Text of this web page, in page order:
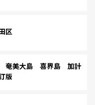
区
奄美大島 喜界島 加計
版